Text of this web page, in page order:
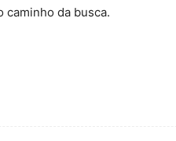
caminho da busca.